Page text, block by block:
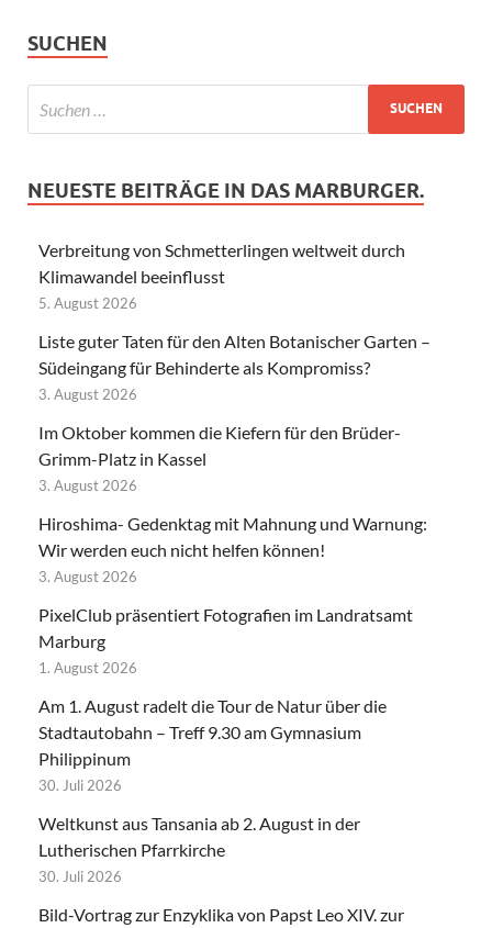
SUCHEN
NEUESTE BEITRÄGE IN DAS MARBURGER.
Verbreitung von Schmetterlingen weltweit durch
Klimawandel beeinflusst
5. August 2026
Liste guter Taten für den Alten Botanischer Garten –
Südeingang für Behinderte als Kompromiss?
3. August 2026
Im Oktober kommen die Kiefern für den Brüder-
Grimm-Platz in Kassel
3. August 2026
Hiroshima- Gedenktag mit Mahnung und Warnung:
Wir werden euch nicht helfen können!
3. August 2026
PixelClub präsentiert Fotografien im Landratsamt
Marburg
1. August 2026
Am 1. August radelt die Tour de Natur über die
Stadtautobahn – Treff 9.30 am Gymnasium
Philippinum
30. Juli 2026
Weltkunst aus Tansania ab 2. August in der
Lutherischen Pfarrkirche
30. Juli 2026
Bild-Vortrag zur Enzyklika von Papst Leo XIV. zur